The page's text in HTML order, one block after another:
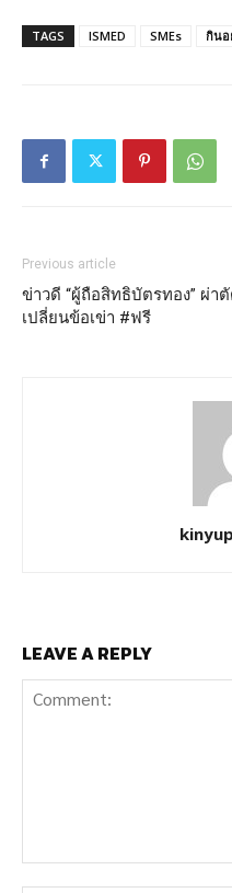
TAGS ISMED SMEs กินอ
Previous article
ข่าวดี “ผู้ถือสิทธิบัตรทอง” ผ่า
เปลี่ยนข้อเข่า #ฟรี
LEAVE A REPLY